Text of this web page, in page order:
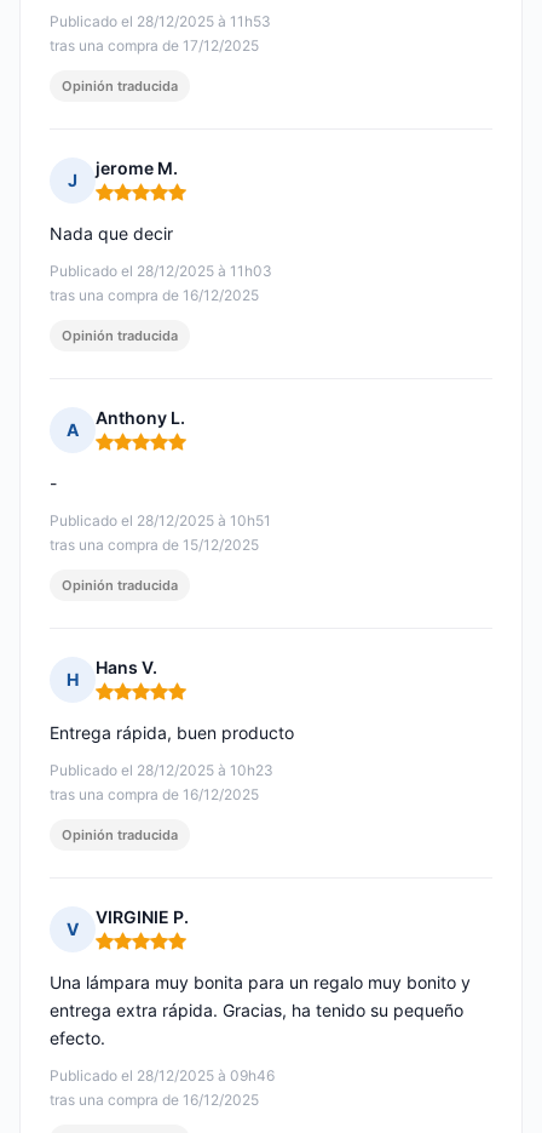
Publicado el 28/12/2025 à 11h53
tras una compra de 17/12/2025
Opinión traducida
J
jerome M.
Nota: 5 de 5
Publicado el 28/12/2025 à 11h03
tras una compra de 16/12/2025
Nada que decir
Opinión traducida
A
Anthony L.
Nota: 5 de 5
Publicado el 28/12/2025 à 10h51
tras una compra de 15/12/2025
-
Opinión traducida
H
Hans V.
Nota: 5 de 5
Publicado el 28/12/2025 à 10h23
tras una compra de 16/12/2025
Entrega rápida, buen producto
Opinión traducida
V
VIRGINIE P.
Nota: 5 de 5
Publicado el 28/12/2025 à 09h46
tras una compra de 16/12/2025
Una lámpara muy bonita para un regalo muy bonito y
entrega extra rápida. Gracias, ha tenido su pequeño
efecto.